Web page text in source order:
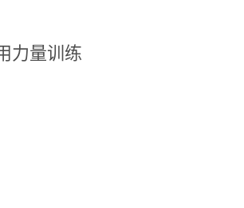
力量训练